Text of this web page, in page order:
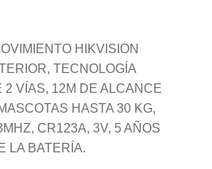
HIKVISION
TECNOLOGÍA
2 VÍAS, 12M DE ALCANCE
HASTA 30 KG,
CR123A, 3V, 5 AÑOS
LA BATERÍA.